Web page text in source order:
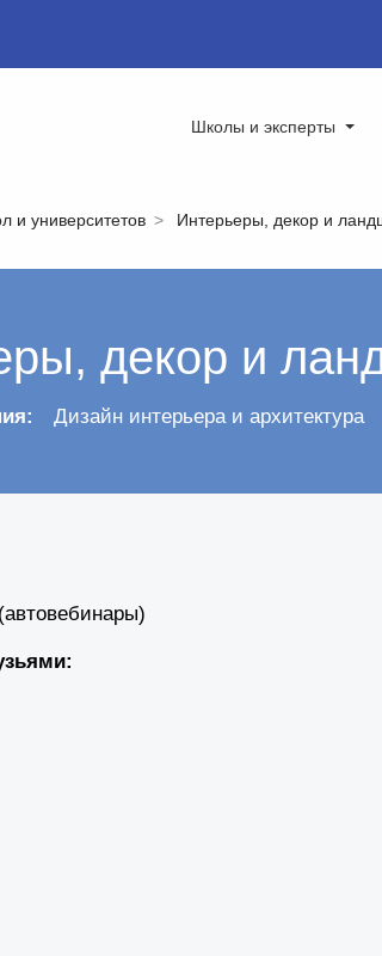
Школы и эксперты
и университетов Интерьеры, декор и
декор и
Дизайн интерьера и архитектура